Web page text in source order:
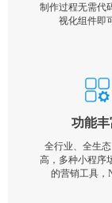
制作过程无需代
视化组件即
功能丰
全行业、全生
高，多种小程序
的营销工具，